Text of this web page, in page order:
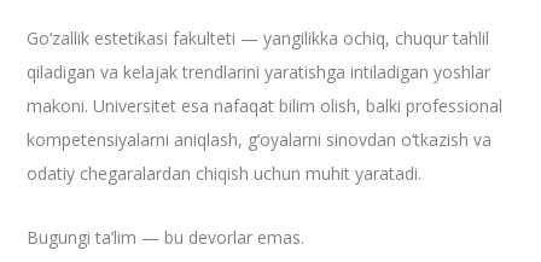
Go‘zallik estetikasi fakulteti — yangilikka ochiq, chuqur tahlil
qiladigan va kelajak trendlarini yaratishga intiladigan yoshlar
makoni. Universitet esa nafaqat bilim olish, balki professional
kompetensiyalarni aniqlash, g‘oyalarni sinovdan o‘tkazish va
odatiy chegaralardan chiqish uchun muhit yaratadi.
Bugungi ta’lim — bu devorlar emas.